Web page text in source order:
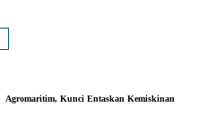
Agromaritim, Kunci Entaskan Kemiskinan